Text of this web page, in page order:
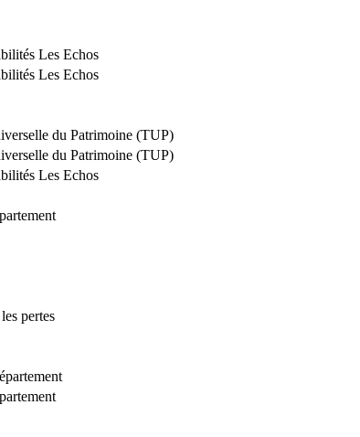
Les Echos
Les Echos
du Patrimoine (TUP)
du Patrimoine (TUP)
Les Echos
pertes